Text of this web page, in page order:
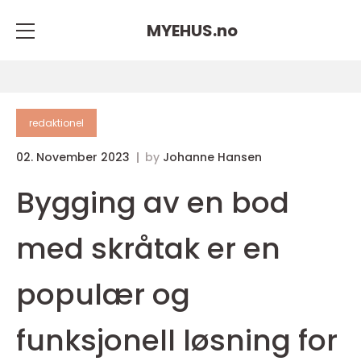
MYEHUS.no
redaktionel
02. November 2023 by Johanne Hansen
Bygging av en bod
med skråtak er en
populær og
funksjonell løsning for